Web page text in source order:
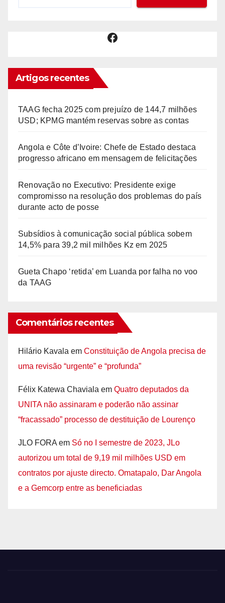
Facebook
Artigos recentes
TAAG fecha 2025 com prejuízo de 144,7 milhões
USD; KPMG mantém reservas sobre as contas
Angola e Côte d’Ivoire: Chefe de Estado destaca
progresso africano em mensagem de felicitações
Renovação no Executivo: Presidente exige
compromisso na resolução dos problemas do país
durante acto de posse
Subsídios à comunicação social pública sobem
14,5% para 39,2 mil milhões Kz em 2025
Gueta Chapo ‘retida’ em Luanda por falha no voo
da TAAG
Comentários recentes
Hilário Kavala em Constituição de Angola precisa de
uma revisão “urgente” e “profunda”
Félix Katewa Chaviala em Quatro deputados da
UNITA não assinaram e poderão não assinar
“fracassado” processo de destituição de Lourenço
JLO FORA em Só no I semestre de 2023, JLo
autorizou um total de 9,19 mil milhões USD em
contratos por ajuste directo. Omatapalo, Dar Angola
e a Gemcorp entre as beneficiadas